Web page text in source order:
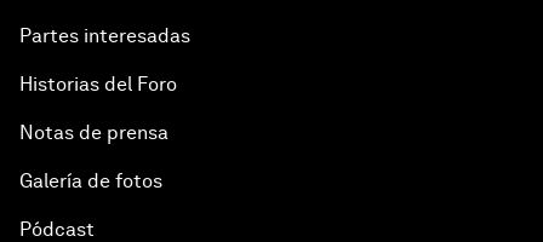
Partes interesadas
Historias del Foro
Notas de prensa
Galería de fotos
Pódcast